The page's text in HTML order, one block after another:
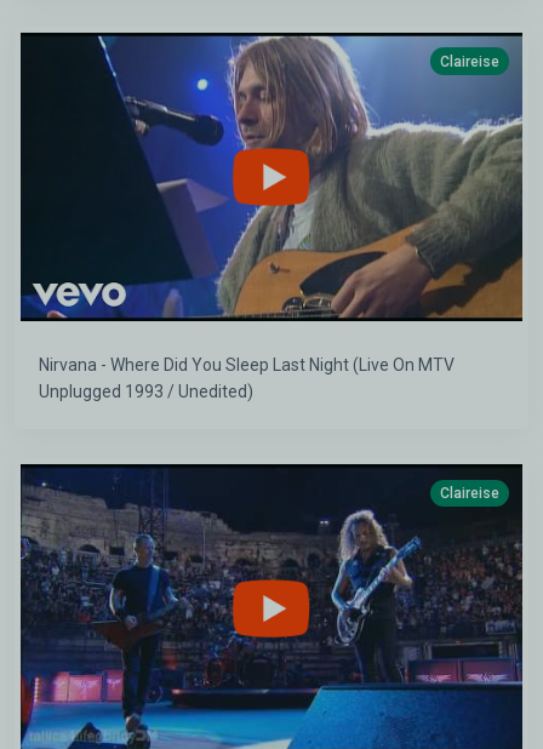
Claireise
Nirvana - Where Did You Sleep Last Night (Live On MTV
Unplugged 1993 / Unedited)
Claireise